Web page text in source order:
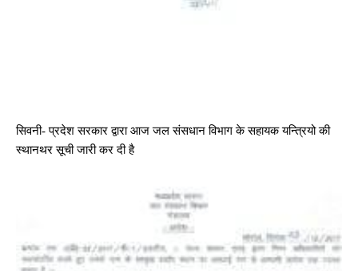
सिवनी- प्रदेश सरकार द्वारा आज जल संसधान विभाग के सहायक यन्त्रियो की
स्थानथर सूची जारी कर दी है